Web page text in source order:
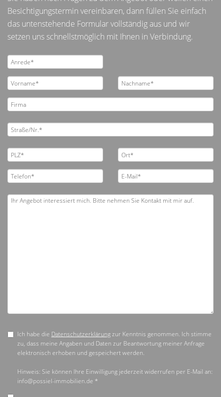
Besichtigungstermin vereinbaren, dann füllen Sie einfach
das untenstehende Formular vollständig aus und wir
setzen uns schnellstmöglich mit Ihnen in Verbindung.
Ich habe die Datenschutzerklärungzur Kenntnis genommen. Ich stimme
zu, dass meine Angaben und Daten zur Beantwortung meiner Anfrage
elektronisch erhoben und gespeichert werden.
Hinweis: Sie können Ihre Einwilligung jederzeit widerrufen per E-Mail an:
info@possiel-immobilien.de *